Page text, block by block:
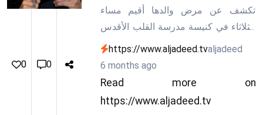
0 0
تكشف عن مرض والدها أقيم مساء
الثلاثاء في كنيسة مدرسة القلب الأقدس
بالجميزة حفل أوراتوريو سيمفوني ضخم
إحياءً لمئوية الفنان الكبير منصور
الرحباني، بمشاركة ابنه أسامة الرحباني
مجموعة أبو ظبي للثقافة والفنون، وسط
https://www.aljadeed.tvaljadeed
6 months ago
Read more on
https://www.aljadeed.tv